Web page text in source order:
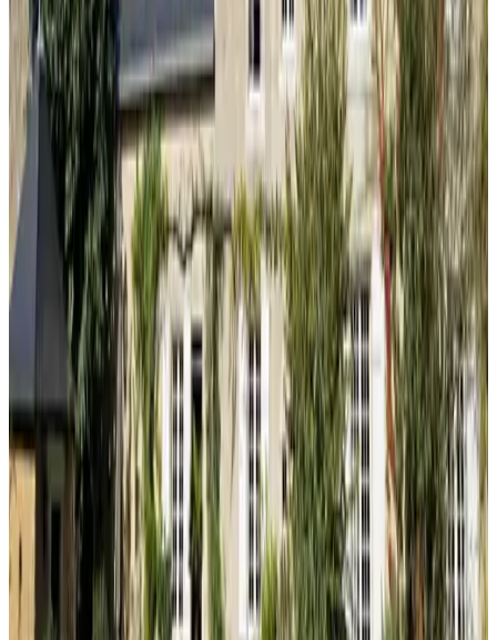
Unverbindliche Anfrage
71,6 km von Azay-le-Brûlé)
Voile de Belandre
La Rochelle
Unverbindliche Anfrage
73,2 km von Azay-le-Brûlé)
Gîte Guzzo
Châtelaillon-Plage
Unverbindliche Anfrage
73,5 km von Azay-le-Brûlé)
Au Fil du Temps
Mallièvre
Unverbindliche Anfrage
( 73,8 kmvon Azay-le-Brûlé)
Maison Thalie
La Rochelle
Unverbindliche Anfrage
von Azay-le-Brûlé
Suite en Terrasse. Cognac
Unverbindliche Anfrage
von Azay-le-Brûlé
Gîte du figuier
Beaugeay
Unverbindliche Anfrage
(
83,3 km von Azay-le-Brûlé)
Le cocon vendéen
Saint-André-Goule-d'Oie
Unverbindliche Anfrage
( 90,7 km von Azay-le-Brûlé
B and B le bonheur est dans le pré